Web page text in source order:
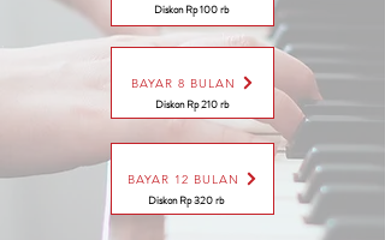
Diskon Rp 100 rb
BAYAR 8 BULAN
Diskon Rp 210 rb
BAYAR 12 BULAN
Diskon Rp 320 rb